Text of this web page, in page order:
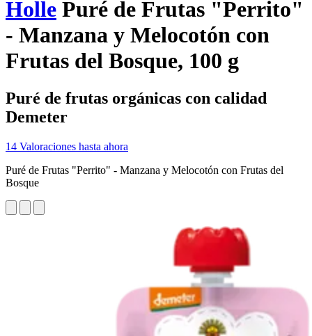
Holle Puré de Frutas "Perrito"
- Manzana y Melocotón con
Frutas del Bosque, 100 g
Puré de frutas orgánicas con calidad
Demeter
14 Valoraciones hasta ahora
Puré de Frutas "Perrito" - Manzana y Melocotón con Frutas del
Bosque